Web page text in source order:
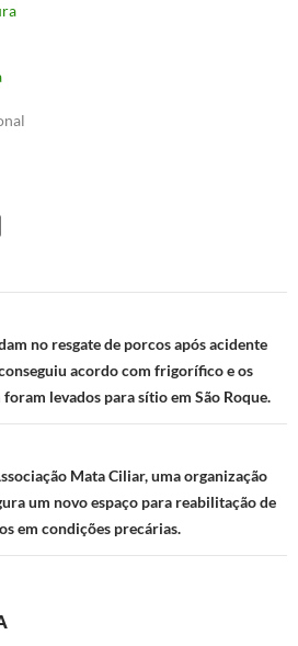
no resgate de porcos após acidente
acordo com frigorífico e os
levados para sítio em São Roque.
Mata Ciliar, uma organização
um novo espaço para reabilitação de
em condições precárias.